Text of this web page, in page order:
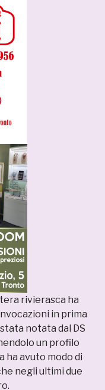
rivierasca ha
in prima
notata dal DS
un profilo
ha avuto modo di
negli ultimi due